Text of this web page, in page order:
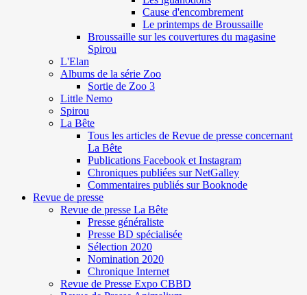
Cause d'encombrement
Le printemps de Broussaille
Broussaille sur les couvertures du magasine
Spirou
L'Elan
Albums de la série Zoo
Sortie de Zoo 3
Little Nemo
Spirou
La Bête
Tous les articles de Revue de presse concernant
La Bête
Publications Facebook et Instagram
Chroniques publiées sur NetGalley
Commentaires publiés sur Booknode
Revue de presse
Revue de presse La Bête
Presse généraliste
Presse BD spécialisée
Sélection 2020
Nomination 2020
Chronique Internet
Revue de Presse Expo CBBD